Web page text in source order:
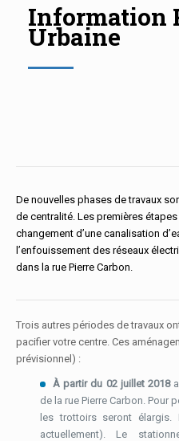
Information
Urbaine
De nouvelles phases de travaux
de centralité. Les premières
changement d’une canalisation
l’enfouissement des réseaux
dans la rue Pierre Carbon.
Trois autres périodes de travaux
pacifier votre centre. Ces
prévisionnel) :
À partir du 02 juillet 2018
de la rue Pierre Carbon. Pour
les trottoirs seront
actuellement). Le